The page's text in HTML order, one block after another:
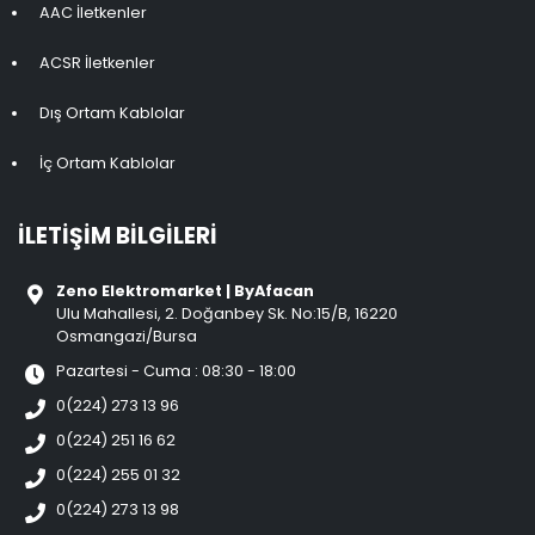
AAC İletkenler
ACSR İletkenler
Dış Ortam Kablolar
İç Ortam Kablolar
İLETIŞIM BILGILERI
Zeno Elektromarket | ByAfacan
Ulu Mahallesi, 2. Doğanbey Sk. No:15/B, 16220
Osmangazi/Bursa
Pazartesi - Cuma : 08:30 - 18:00
0(224) 273 13 96
0(224) 251 16 62
0(224) 255 01 32
0(224) 273 13 98